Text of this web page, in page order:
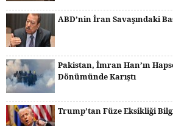
ABD’nin İran Savaşındaki
Pakistan, İmran Han’ın
Dönümünde Karıştı
Trump’tan Füze Eksikliği